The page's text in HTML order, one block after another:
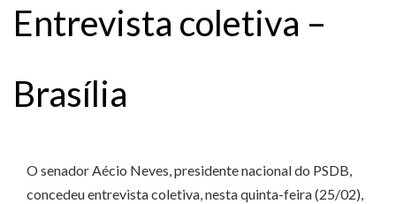
Entrevista coletiva –
Brasília
O senador Aécio Neves, presidente nacional do PSDB,
concedeu entrevista coletiva, nesta quinta-feira (25/02),